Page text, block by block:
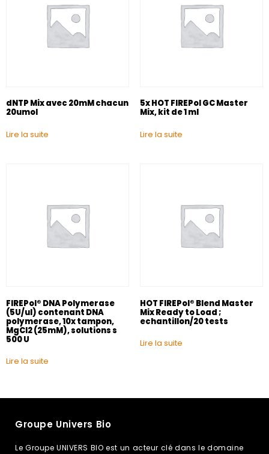
dNTP Mix avec 20mM chacun
20umol
Lire la suite
5x HOT FIREPol GC Master
Mix, kit de 1 ml
Lire la suite
FIREPol® DNA Polymerase
(5U/ul) contenant DNA
polymerase, 10x tampon,
MgCl2 (25mM), solutions s
500 U
Lire la suite
HOT FIREPol® Blend Master
Mix Ready to Load ;
echantillon/20 tests
Lire la suite
Groupe Univers Bio
Le Groupe UNIVERS BIO est un acteur clé dans le domaine